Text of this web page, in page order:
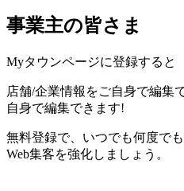
事業主の皆さま
Myタウンページに登録すると
店舗/企業情報をご自身で編集
自身で編集できます!
無料登録で、いつでも何度で
Web集客を強化しましょう。